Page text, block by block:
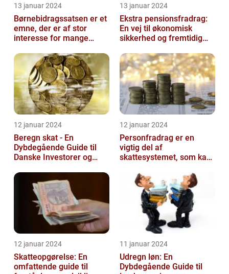
13 januar 2024
Børnebidragssatsen er et
emne, der er af stor
interesse for mange
13 januar 2024
Ekstra pensionsfradrag:
En vej til økonomisk
sikkerhed og fremtidig
12 januar 2024
Beregn skat - En
Dybdegående Guide til
Danske Investorer og
12 januar 2024
Personfradrag er en
vigtig del af
skattesystemet, som kan
den enkelte person...
12 januar 2024
Skatteopgørelse: En
omfattende guide til
11 januar 2024
Udregn løn: En
Dybdegående Guide til